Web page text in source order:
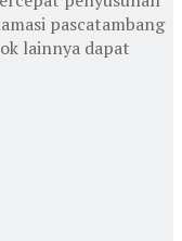
pascatambang
lainnya dapat